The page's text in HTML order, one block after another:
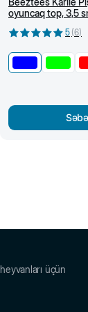
oyuncaq top, 3,5
5 (6)
üçün